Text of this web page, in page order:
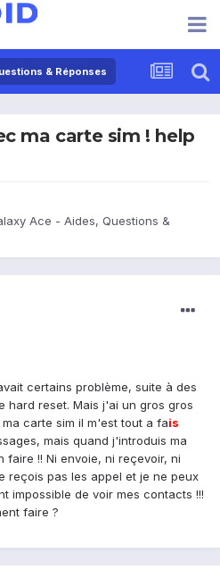
& Réponses
ma carte sim ! help
Ace - Aides, Questions &
certains problème, suite à des
hard reset. Mais j'ai un gros gros
carte sim il m'est tout a fais
mais quand j'introduis ma
faire !! Ni envoie, ni reçevoir, ni
reçois pas les appel et je ne peux
impossible de voir mes contacts !!!
faire ?